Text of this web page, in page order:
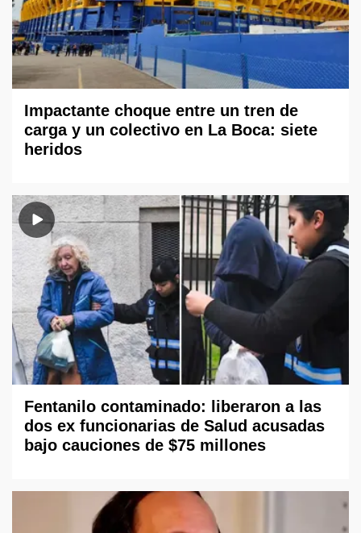
Impactante choque entre un tren de
carga y un colectivo en La Boca: siete
heridos
Fentanilo contaminado: liberaron a las
dos ex funcionarias de Salud acusadas
bajo cauciones de $75 millones